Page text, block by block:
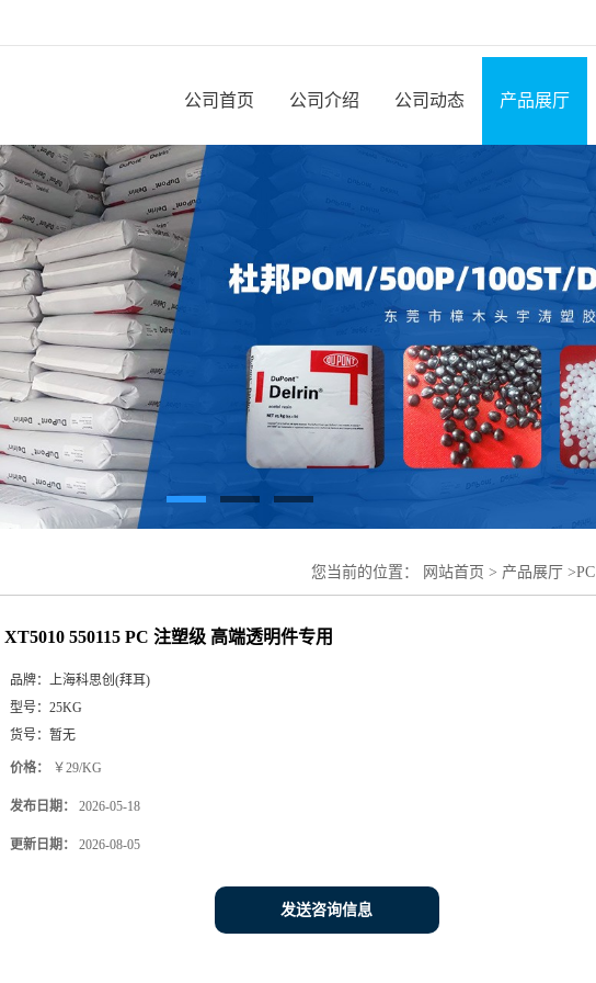
公司首页 公司介绍 公司动态 产品展厅
您当前的位置： 网站首页 > 产品展厅 >PC
XT5010 550115 PC 注塑级 高端透明件专用
品牌： 上海科思创(拜耳)
型号： 25KG
货号： 暂无
价格： ￥29/KG
发布日期： 2026-05-18
更新日期： 2026-08-05
发送咨询信息